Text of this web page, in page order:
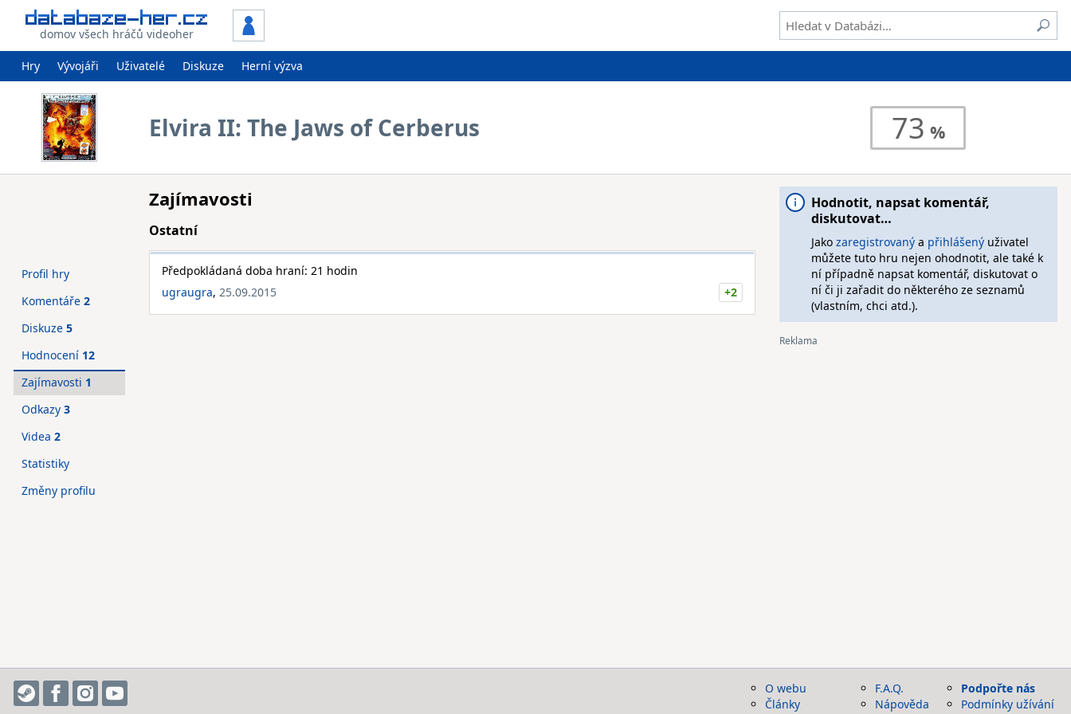
domov všech hráčů videoher
Hry Vývojáři Uživatelé Diskuze Herní výzva
Elvira II: The Jaws of Cerberus 73
Zajímavosti
Ostatní
Předpokládaná doba hraní: 21 hodin
ugraugra, 25.09.2015 +2
Profil hry
Komentáře 2
Diskuze 5
Hodnocení 12
Zajímavosti 1
Odkazy 3
Videa 2
Statistiky
Změny profilu
Hodnotit, napsat komentář,
diskutovat…
Jako zaregistrovanýa přihlášenýuživatel
můžete tuto hru nejen ohodnotit, ale také k
ní případně napsat komentář, diskutovat o
ní či ji zařadit do některého ze seznamů
(vlastním, chci atd.).
O webu
Články
F.A.Q.
Nápověda
Podpořte nás
Podmínky užívání